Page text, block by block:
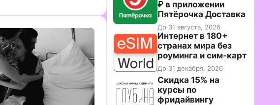
₽ в приложении
Пятёрочка Доставка
До 31 августа, 2026
Интернет в 180+
странах мира без
роуминга и сим-карт
До 31 декабря, 2026
Скидка 15% на
курсы по
фридайвингу